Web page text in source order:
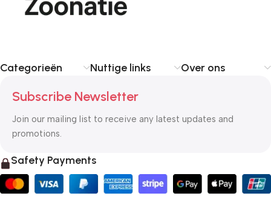
Categorieën Nuttige links Over ons
Subscribe Newsletter
Join our mailing list to receive any latest updates and
promotions.
Safety Payments